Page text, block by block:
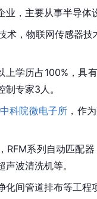
，主要从事半导体
，物联网传感器
学历占100%，具
专家3人。
中科院微电子所 ，作
RFM系列自动匹配器
波清洗机等。
间管道排布等工程